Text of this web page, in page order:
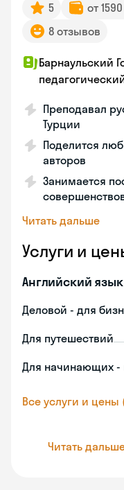
5 от
8 отзывов
Барнаульский
Преподавал
Турции
Поделится
авторов
Занимается
Читать дальше
Услуги и
Английский язык
Деловой - для
Для путешествий
Для начинающих -
Все услуги и цены
Читать